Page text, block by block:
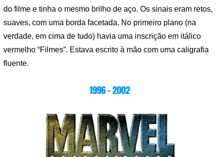
do filme e tinha o mesmo brilho de aço. Os sinais eram retos,
suaves, com uma borda facetada. No primeiro plano (na
verdade, em cima de tudo) havia uma inscrição em itálico
vermelho “Filmes”. Estava escrito à mão com uma caligrafia
fluente.
1996 – 2002